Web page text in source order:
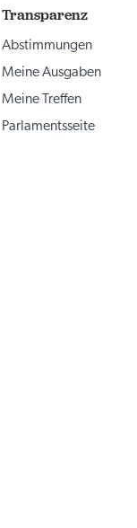
Transparenz
Abstimmungen
Meine Ausgaben
Meine Treffen
Parlamentsseite